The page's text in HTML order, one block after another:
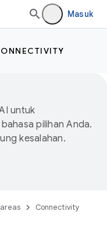
Masuk
untuk
pilihan Anda.
kesalahan.
Connectivity